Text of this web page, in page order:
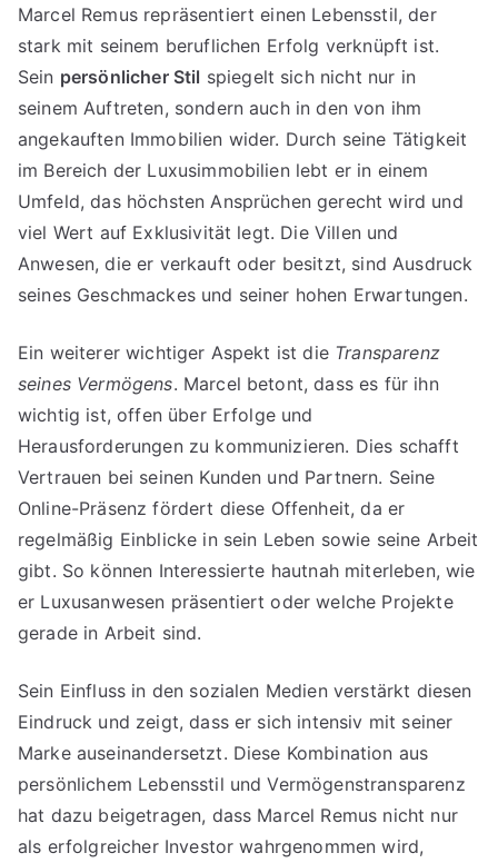
Marcel Remus repräsentiert einen Lebensstil, der
stark mit seinem beruflichen Erfolg verknüpft ist.
Sein persönlicher Stil spiegelt sich nicht nur in
seinem Auftreten, sondern auch in den von ihm
angekauften Immobilien wider. Durch seine Tätigkeit
im Bereich der Luxusimmobilien lebt er in einem
Umfeld, das höchsten Ansprüchen gerecht wird und
viel Wert auf Exklusivität legt. Die Villen und
Anwesen, die er verkauft oder besitzt, sind Ausdruck
seines Geschmackes und seiner hohen Erwartungen.
Ein weiterer wichtiger Aspekt ist die Transparenz
seines Vermögens. Marcel betont, dass es für ihn
wichtig ist, offen über Erfolge und
Herausforderungen zu kommunizieren. Dies schafft
Vertrauen bei seinen Kunden und Partnern. Seine
Online-Präsenz fördert diese Offenheit, da er
regelmäßig Einblicke in sein Leben sowie seine Arbeit
gibt. So können Interessierte hautnah miterleben, wie
er Luxusanwesen präsentiert oder welche Projekte
gerade in Arbeit sind.
Sein Einfluss in den sozialen Medien verstärkt diesen
Eindruck und zeigt, dass er sich intensiv mit seiner
Marke auseinandersetzt. Diese Kombination aus
persönlichem Lebensstil und Vermögenstransparenz
hat dazu beigetragen, dass Marcel Remus nicht nur
als erfolgreicher Investor wahrgenommen wird,